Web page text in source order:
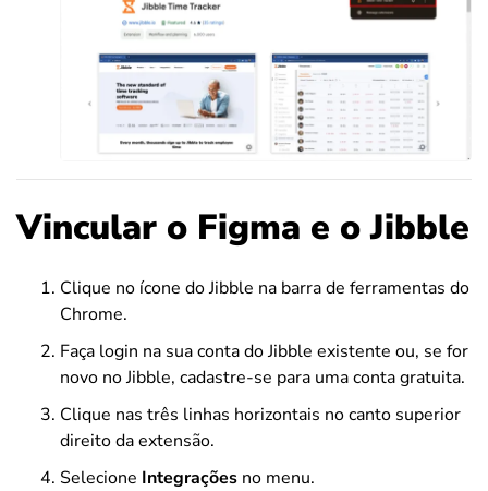
Vincular o Figma e o Jibble
Clique no ícone do Jibble na barra de ferramentas do
Chrome.
Faça login na sua conta do Jibble existente ou, se for
novo no Jibble, cadastre-se para uma conta gratuita.
Clique nas três linhas horizontais no canto superior
direito da extensão.
Selecione Integrações no menu.